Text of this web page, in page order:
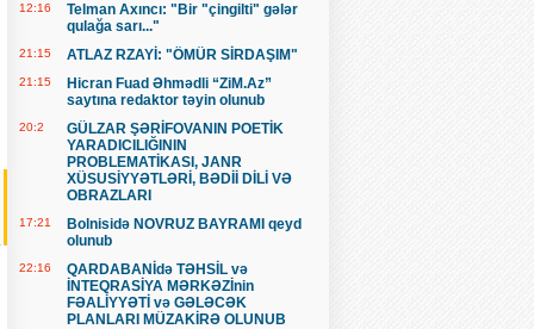
12:16
Telman Axıncı: "Bir "çingilti" gələr
qulağa sarı..."
21:15 ATLAZ RZAYİ: "ÖMÜR SİRDAŞIM"
21:15
Hicran Fuad Əhmədli “ZiM.Az”
saytına redaktor təyin olunub
20:2
GÜLZAR ŞƏRİFOVANIN POETİK
YARADICILIĞININ
PROBLEMATİKASI, JANR
XÜSUSİYYƏTLƏRİ, BƏDİİ DİLİ VƏ
OBRAZLARI
17:21
Bolnisidə NOVRUZ BAYRAMI qeyd
olunub
22:16
QARDABANİdə TƏHSİL və
İNTEQRASİYA MƏRKƏZİnin
FƏALİYYƏTİ və GƏLƏCƏK
PLANLARI MÜZAKİRƏ OLUNUB